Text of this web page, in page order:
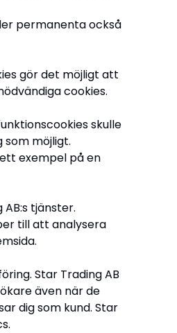
permanenta också
gör det möjligt att
cookies.
skulle
som möjligt.
exempel på en
tjänster.
till att analysera
Star Trading AB
även när de
dig som kund. Star